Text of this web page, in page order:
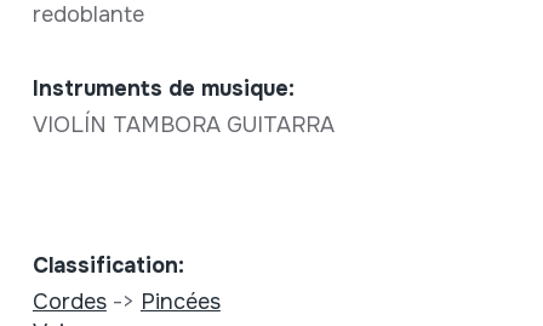
redoblante
Instruments de musique:
VIOLÍN TAMBORA GUITARRA
Classification:
Cordes-> Pincées